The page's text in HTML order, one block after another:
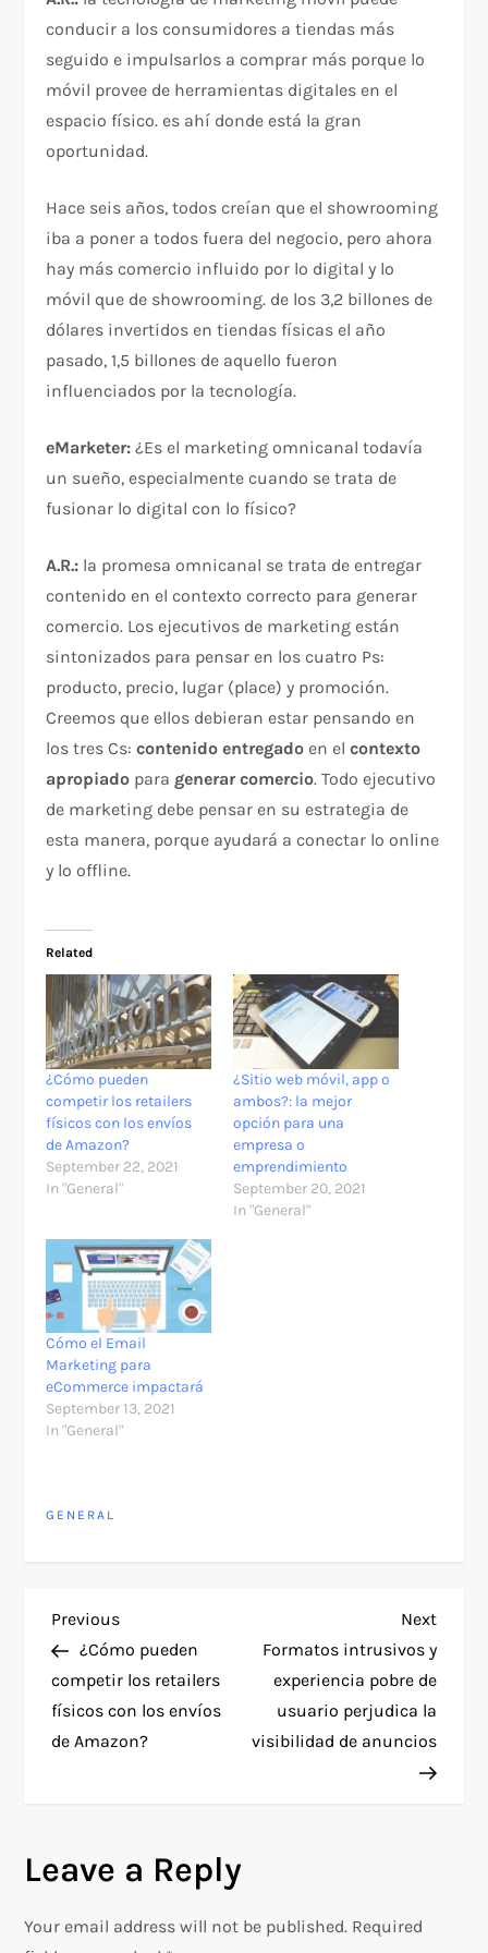
conducir a los consumidores a tiendas más
seguido e impulsarlos a comprar más porque lo
móvil provee de herramientas digitales en el
espacio físico. es ahí donde está la gran
oportunidad.
Hace seis años, todos creían que el showrooming
iba a poner a todos fuera del negocio, pero ahora
hay más comercio influido por lo digital y lo
móvil que de showrooming. de los 3,2 billones de
dólares invertidos en tiendas físicas el año
pasado, 1,5 billones de aquello fueron
influenciados por la tecnología.
eMarketer: ¿Es el marketing omnicanal todavía
un sueño, especialmente cuando se trata de
fusionar lo digital con lo físico?
A.R.: la promesa omnicanal se trata de entregar
contenido en el contexto correcto para generar
comercio. Los ejecutivos de marketing están
sintonizados para pensar en los cuatro Ps:
producto, precio, lugar (place) y promoción.
Creemos que ellos debieran estar pensando en
los tres Cs:contenido entregado en elcontexto
apropiado para generar comercio. Todo ejecutivo
de marketing debe pensar en su estrategia de
esta manera, porque ayudará a conectar lo online
y lo offline.
Related
​¿Cómo pueden
competir los retailers
físicos con los envíos
de Amazon?
September 22, 2021
In "General"
¿Sitio web móvil, app o
ambos?: la mejor
opción para una
empresa o
emprendimiento
September 20, 2021
In "General"
​Cómo el Email
Marketing para
eCommerce impactará
September 13, 2021
In "General"
GENERAL
P
o
s
a
v
Previous
Post
Previous
​¿Cómo pueden
competir los retailers
físicos con los envíos
de Amazon?
Next
Post
Next
​Formatos intrusivos y
experiencia pobre de
usuario perjudica la
visibilidad de anuncios
Leave a Reply
Your email address will not be published. Required